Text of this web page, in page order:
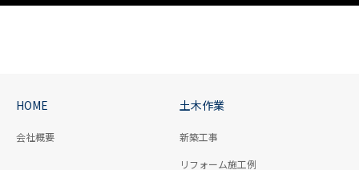
HOME
会社概要
土木作業
新築工事
リフォーム施工例